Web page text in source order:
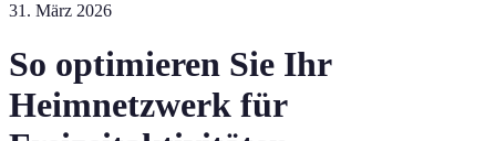
31. März 2026
So optimieren Sie Ihr
Heimnetzwerk für